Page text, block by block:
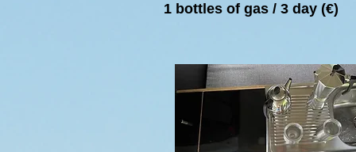
1 bottles of gas / 3 day (€)